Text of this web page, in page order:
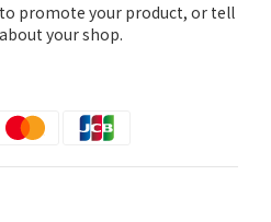
promote your product, or tell
your shop.